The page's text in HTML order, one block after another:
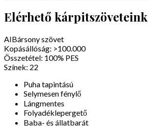
Elérhető kárpitszöveteink
AIBársony szövet
Kopásállóság: >100.000
Összetétel: 100% PES
Színek: 22
Puha tapintású
Selymesen fénylő
Lángmentes
Folyadéklepergető
Baba- és állatbarát